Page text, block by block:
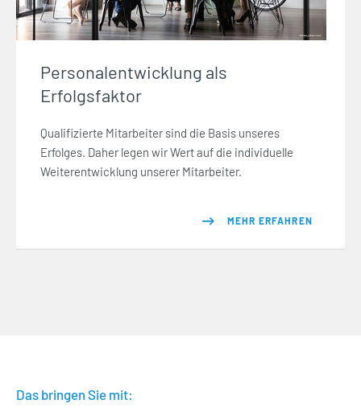
Personalentwicklung als
Erfolgsfaktor
Qualifizierte Mitarbeiter sind die Basis unseres
Erfolges. Daher legen wir Wert auf die individuelle
Weiterentwicklung unserer Mitarbeiter.
MEHR ERFAHREN
Das bringen Sie mit: